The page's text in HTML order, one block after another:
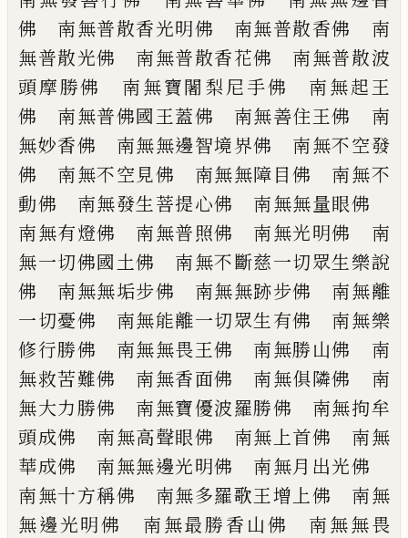
佛 南無普散香光明佛 南無普散香佛 南
無普散光佛 南無普散香花佛 南無普散波
頭摩勝佛 南無寶闍梨尼手佛 南無起王
佛 南無普佛國王蓋佛 南無善住王佛
南
無妙香佛 南無無邊智境界佛 南無不空發
佛 南無不空見佛 南無無障目佛
南無不
動佛 南無發生菩提心佛 南無無量眼佛
南無有燈佛 南無普照佛 南無光明佛 南
無一切佛國土佛 南無不斷慈一切眾生樂說
佛 南無無垢步佛 南無無跡步佛 南無離
一切憂佛 南無能離一切眾生有佛 南無樂
修行勝佛 南無無畏王佛
南無勝山佛 南
無救苦難佛 南無香面佛
南無俱隣佛 南
無大力勝佛 南無寶優波羅勝佛 南無拘牟
頭成佛 南無高聲眼佛 南無上首佛 南無
華成佛 南無無邊光明佛 南無月出光佛
南無十方稱佛 南無多羅歌王增上佛 南無
無邊光明佛 南無最勝香山佛 南無無畏